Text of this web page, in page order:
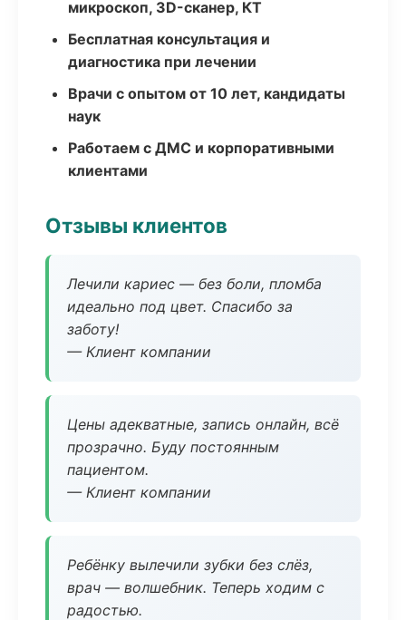
микроскоп, 3D-сканер, КТ
Бесплатная консультация и
диагностика при лечении
Врачи с опытом от 10 лет, кандидаты
наук
Работаем с ДМС и корпоративными
клиентами
Отзывы клиентов
Лечили кариес — без боли, пломба
идеально под цвет. Спасибо за
заботу!
— Клиент компании
Цены адекватные, запись онлайн, всё
прозрачно. Буду постоянным
пациентом.
— Клиент компании
Ребёнку вылечили зубки без слёз,
врач — волшебник. Теперь ходим с
радостью.